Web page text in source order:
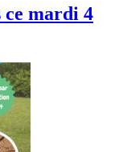
ce mardi 4